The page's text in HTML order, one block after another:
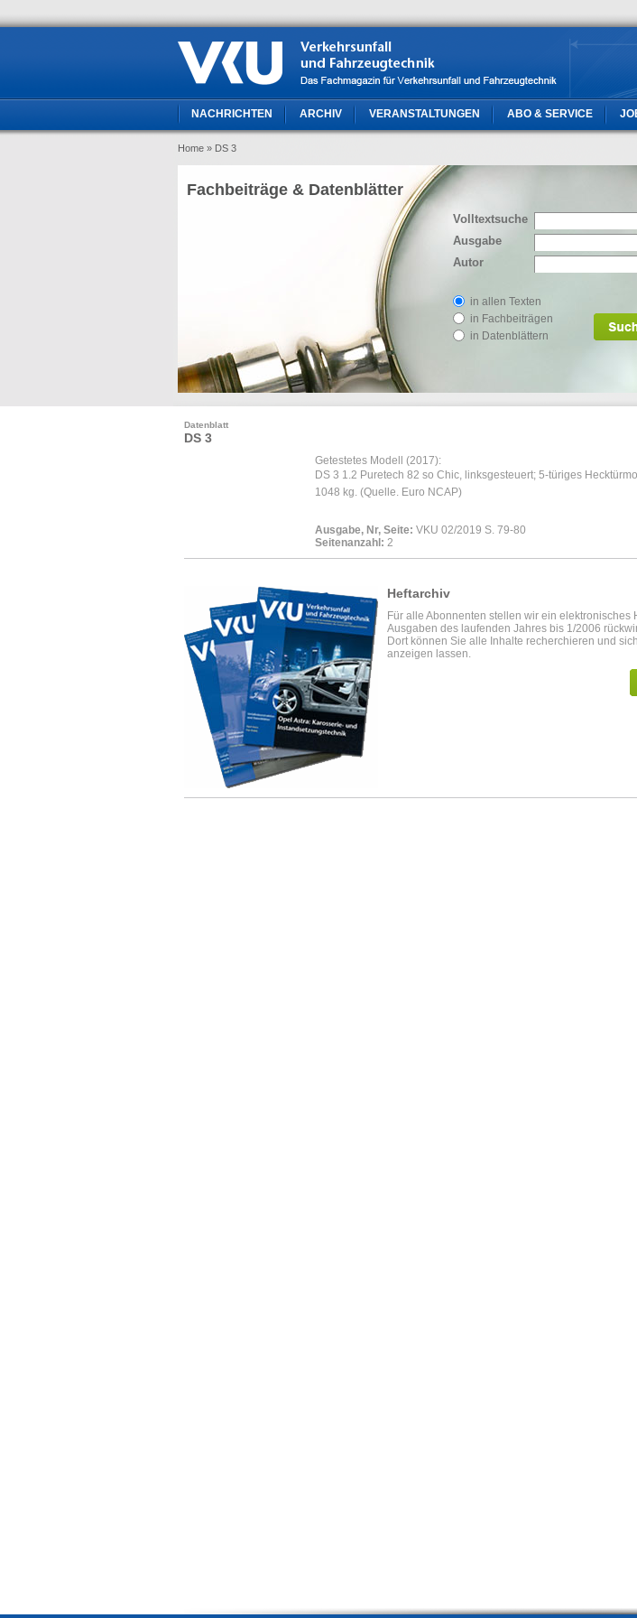
NACHRICHTEN ARCHIV VERANSTALTUNGEN ABO & SERVICE
Home » DS 3
Volltextsuche
Ausgabe
Autor
in allen Texten
in Fachbeiträgen
in Datenblättern
Fachbeiträge & Datenblätter
Datenblatt
DS 3
Getestetes Modell (2017):
DS 3 1.2 Puretech 82 so Chic, linksgesteuert; 5-türiges
1048 kg. (Quelle. Euro NCAP)
Ausgabe, Nr, Seite: VKU 02/2019 S. 79-80
Seitenanzahl: 2
Heftarchiv
Für alle Abonnenten stellen wir ein elektronisches
Ausgaben des laufenden Jahres bis 1/2006
Dort können Sie alle Inhalte recherchieren und
anzeigen lassen.